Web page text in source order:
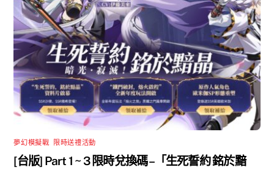
夢幻模擬戰 限時送禮活動
[台版] Part 1 ~ 3 限時兌換碼 –「生死誓約 銘於黯